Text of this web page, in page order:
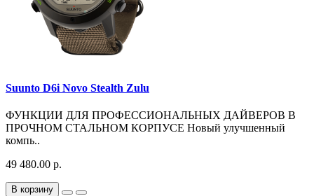
Suunto D6i Novo Stealth Zulu
ФУНКЦИИ ДЛЯ ПРОФЕССИОНАЛЬНЫХ ДАЙВЕРОВ В
ПРОЧНОМ СТАЛЬНОМ КОРПУСЕ Новый улучшенный
компь..
49 480.00 р.
В корзину